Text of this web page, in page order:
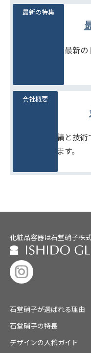
季節商品や、最新
最新の特集
たしかな実績と技
りをめざします。
会社概要
化粧品容器は石堂硝子株
石堂硝子が選ばれる理由
石堂硝子の特長
デザインの入稿ガイド